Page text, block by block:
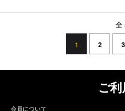
全
1 2 3
ご
会員について